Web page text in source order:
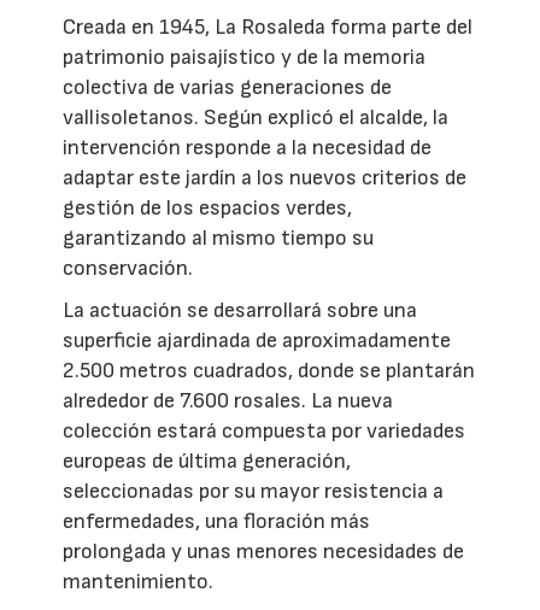
Creada en 1945, La Rosaleda forma parte del
patrimonio paisajístico y de la memoria
colectiva de varias generaciones de
vallisoletanos. Según explicó el alcalde, la
intervención responde a la necesidad de
adaptar este jardín a los nuevos criterios de
gestión de los espacios verdes,
garantizando al mismo tiempo su
conservación.
La actuación se desarrollará sobre una
superficie ajardinada de aproximadamente
2.500 metros cuadrados, donde se plantarán
alrededor de 7.600 rosales. La nueva
colección estará compuesta por variedades
europeas de última generación,
seleccionadas por su mayor resistencia a
enfermedades, una floración más
prolongada y unas menores necesidades de
mantenimiento.